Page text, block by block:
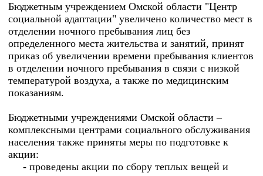
Бюджетным учреждением Омской области "Центр
социальной адаптации" увеличено количество мест в
отделении ночного пребывания лиц без
определенного места жительства и занятий, принят
приказ об увеличении времени пребывания клиентов
в отделении ночного пребывания в связи с низкой
температурой воздуха, а также по медицинским
показаниям.
Бюджетными учреждениями Омской области –
комплексными центрами социального обслуживания
населения также приняты меры по подготовке к
акции:
- проведены акции по сбору теплых вещей и